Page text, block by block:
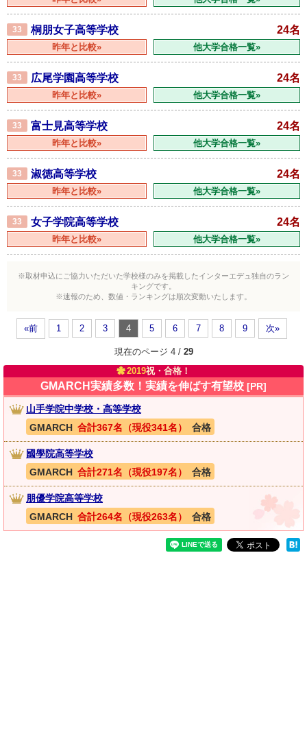
33 桐朋女子高等学校 24名
昨年と比較» 他大学合格一覧»
33 広尾学園高等学校 24名
昨年と比較» 他大学合格一覧»
33 富士見高等学校 24名
昨年と比較» 他大学合格一覧»
33 淑徳高等学校 24名
昨年と比較» 他大学合格一覧»
33 女子学院高等学校 24名
昨年と比較» 他大学合格一覧»
※取材申込にご協力いただいた学校様のみを掲載したインターエデュ独自のラン
キングです。
※速報のため、数値・ランキングは順次変動いたします。
«前 1 2 3 4 5 6 7 8 9 次»
現在のページ 4 / 29
2019祝・合格！
GMARCH実績多数！実績を伸ばす有望校 [PR]
山手学院中学校・高等学校
GMARCH 合計367名（現役341名） 合格
國學院高等学校
GMARCH 合計271名（現役197名） 合格
朋優学院高等学校
GMARCH 合計264名（現役263名） 合格